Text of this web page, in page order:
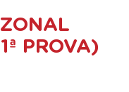
PROVA)